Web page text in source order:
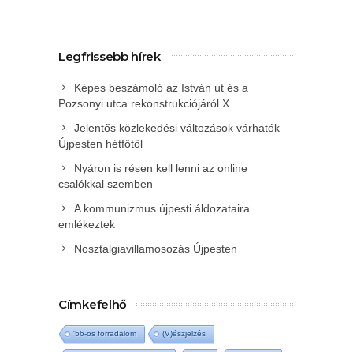
Legfrissebb hírek
Képes beszámoló az István út és a
Pozsonyi utca rekonstrukciójáról X.
Jelentős közlekedési változások várhatók
Újpesten hétfőtől
Nyáron is résen kell lenni az online
csalókkal szemben
A kommunizmus újpesti áldozataira
emlékeztek
Nosztalgiavillamosozás Újpesten
Címkefelhő
'56-os forradalom (V)észjelzés